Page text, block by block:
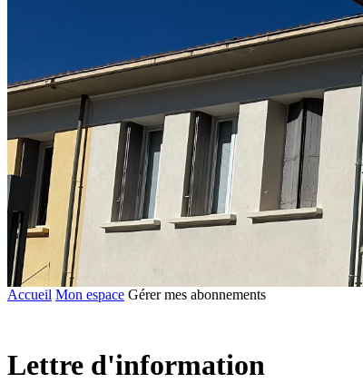
Accueil Mon espace Gérer mes abonnements
Lettre d'information